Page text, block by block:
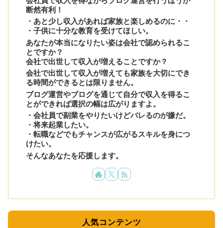
断然有利！
・あと少し収入があれば家族と楽しめるのに・・
・子供に十分な教育を受けてほしい。
あなたが本当になりたい姿は会社で認められるこ
とですか？
会社で出世して収入が増えることですか？
会社で出世して収入が増えても家族を大切にでき
る時間ができるとは限りません。
ブログ運営やブログを通じて自分で収入を得るこ
とができれば選択の幅は広がりますよ。
・会社員で副業をやりたいけどバレるのが嫌だ。
・将来起業したい。
・転職などでもチャンスが広がるスキルを身につ
けたい。
そんなあなたを応援します。
人気コンテンツ